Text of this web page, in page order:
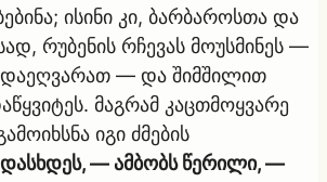
ისინი კი, ბარბაროსთა და
რუბენის რჩევას მოუსმინეს —
დაეღვარათ — და შიმშილით
მაგრამ კაცთმოყვარე
იგი ძმების
— ამბობს წერილი, —